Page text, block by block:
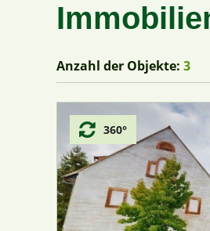
Anzahl der Objekte: 3
360°